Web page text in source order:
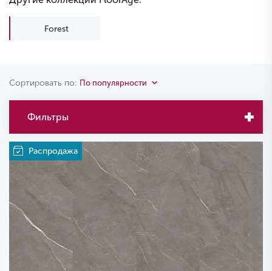
Forest
Сортировать по: По популярности
Фильтры
Распродажа